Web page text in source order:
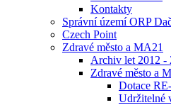
Kontakty
Správní území ORP
Czech Point
Zdravé město a MA21
Archiv let 2012 -
Zdravé město a
Dotace
Udržitelné